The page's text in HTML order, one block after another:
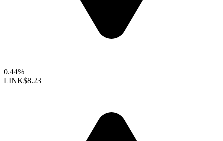
0.44%
LINK$8.23